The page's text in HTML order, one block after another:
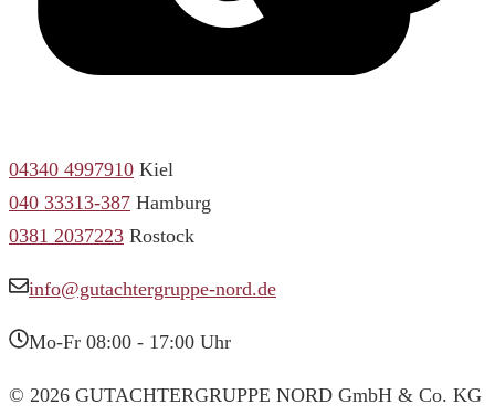
04340 4997910 Kiel
040 33313-387 Hamburg
0381 2037223 Rostock
info@gutachtergruppe-nord.de
Mo-Fr 08:00 - 17:00 Uhr
© 2026 GUTACHTERGRUPPE NORD GmbH & Co. KG